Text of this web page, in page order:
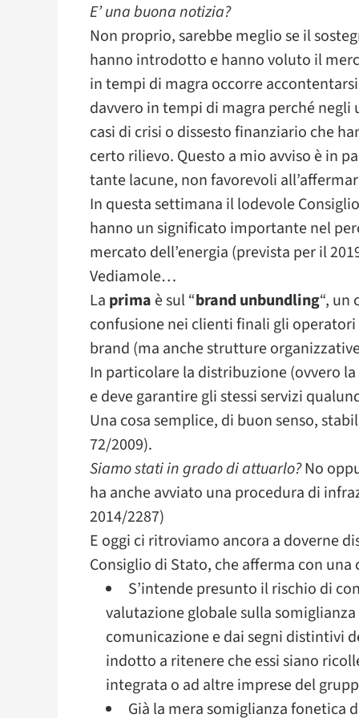
E’ una buona notizia?
Non proprio, sarebbe meglio se il
hanno introdotto e hanno voluto il
in tempi di magra occorre
davvero in tempi di magra perché
casi di crisi o dissesto finanziario che
certo rilievo. Questo a mio avviso è in
tante lacune, non favorevoli
In questa settimana il lodevole
hanno un significato importante nel
mercato dell’energia (prevista per il
Vediamole…
La prima è sul “brand unbundling“, un
confusione nei clienti finali gli
brand (ma anche strutture
In particolare la distribuzione (ovvero
e deve garantire gli stessi servizi
Una cosa semplice, di buon senso,
72/2009).
Siamo stati in grado di attuarlo?No
ha anche avviato una procedura di
2014/2287)
E oggi ci ritroviamo ancora a doverne
Consiglio di Stato, che afferma con
S’intende presunto il rischio di
valutazione globale sulla
comunicazione e dai segni distintivi
indotto a ritenere che essi siano
integrata o ad altre imprese del
Già la mera somiglianza fonetica